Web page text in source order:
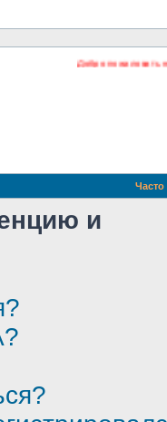
Добро пожаловать на наш форум.
и